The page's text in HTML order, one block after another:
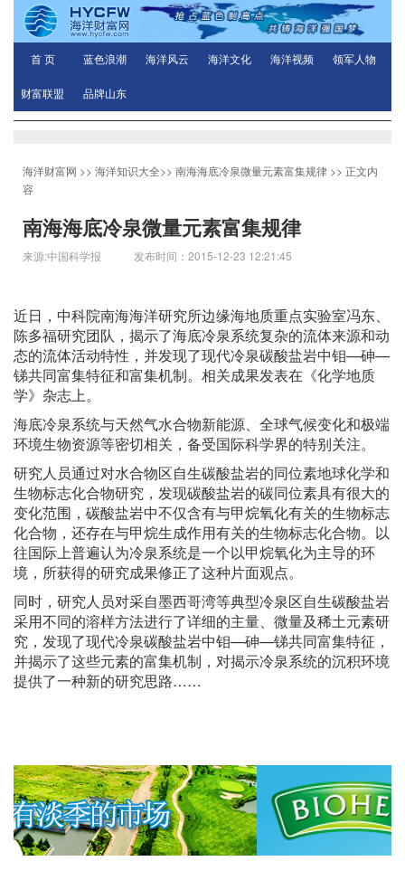
首 页 蓝色浪潮 海洋风云 海洋文化 海洋视频 领军人物
财富联盟 品牌山东
海洋财富网 >> 海洋知识大全>> 南海海底冷泉微量元素富集规律 >> 正文内
容
南海海底冷泉微量元素富集规律
来源:中国科学报 发布时间：2015-12-23 12:21:45
近日，中科院南海海洋研究所边缘海地质重点实验室冯东、
陈多福研究团队，揭示了海底冷泉系统复杂的流体来源和动
态的流体活动特性，并发现了现代冷泉碳酸盐岩中钼—砷—
锑共同富集特征和富集机制。相关成果发表在《化学地质
学》杂志上。
海底冷泉系统与天然气水合物新能源、全球气候变化和极端
环境生物资源等密切相关，备受国际科学界的特别关注。
研究人员通过对水合物区自生碳酸盐岩的同位素地球化学和
生物标志化合物研究，发现碳酸盐岩的碳同位素具有很大的
变化范围，碳酸盐岩中不仅含有与甲烷氧化有关的生物标志
化合物，还存在与甲烷生成作用有关的生物标志化合物。以
往国际上普遍认为冷泉系统是一个以甲烷氧化为主导的环
境，所获得的研究成果修正了这种片面观点。
同时，研究人员对采自墨西哥湾等典型冷泉区自生碳酸盐岩
采用不同的溶样方法进行了详细的主量、微量及稀土元素研
究，发现了现代冷泉碳酸盐岩中钼—砷—锑共同富集特征，
并揭示了这些元素的富集机制，对揭示冷泉系统的沉积环境
提供了一种新的研究思路……